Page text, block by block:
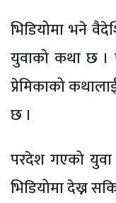
भिडियोमा भने
युवाको कथा छ ।
प्रेमिकाको
छ ।
परदेश गएको
भिडियोमा देख्न